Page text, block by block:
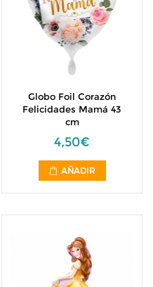
Globo Foil Corazón
Felicidades Mamá 43
cm
4,50€
AÑADIR